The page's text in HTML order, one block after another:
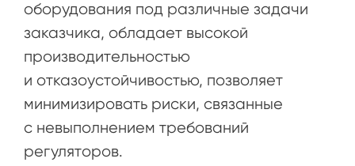
оборудования под различные задачи
заказчика, обладает высокой
производительностью
и отказоустойчивостью, позволяет
минимизировать риски, связанные
с невыполнением требований
регуляторов.